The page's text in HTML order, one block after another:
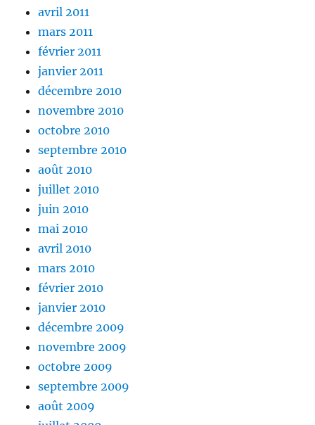
avril 2011
mars 2011
février 2011
janvier 2011
décembre 2010
novembre 2010
octobre 2010
septembre 2010
août 2010
juillet 2010
juin 2010
mai 2010
avril 2010
mars 2010
février 2010
janvier 2010
décembre 2009
novembre 2009
octobre 2009
septembre 2009
août 2009